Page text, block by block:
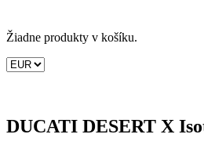
Žiadne produkty v košíku.
DUCATI DESERT X